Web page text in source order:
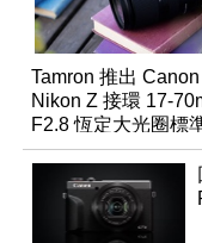
Tamron 推出
Nikon Z 接環 17-
F2.8 恆定大光圈標
鏡